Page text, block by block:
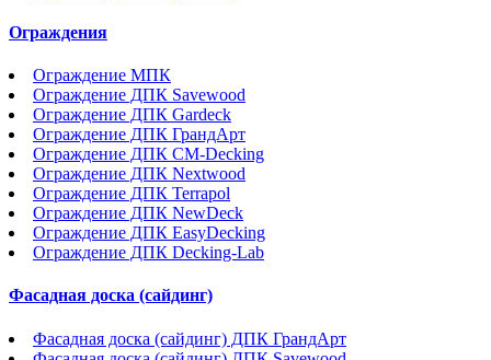
Ограждения
Ограждение МПК
Ограждение ДПК Savewood
Ограждение ДПК Gardeck
Ограждение ДПК ГрандАрт
Ограждение ДПК CM-Decking
Ограждение ДПК Nextwood
Ограждение ДПК Terrapol
Ограждение ДПК NewDeck
Ограждение ДПК EasyDecking
Ограждение ДПК Decking-Lab
Фасадная доска (сайдинг)
Фасадная доска (сайдинг) ДПК ГрандАрт